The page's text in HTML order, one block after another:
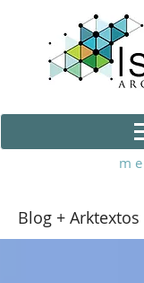
m
Blog +